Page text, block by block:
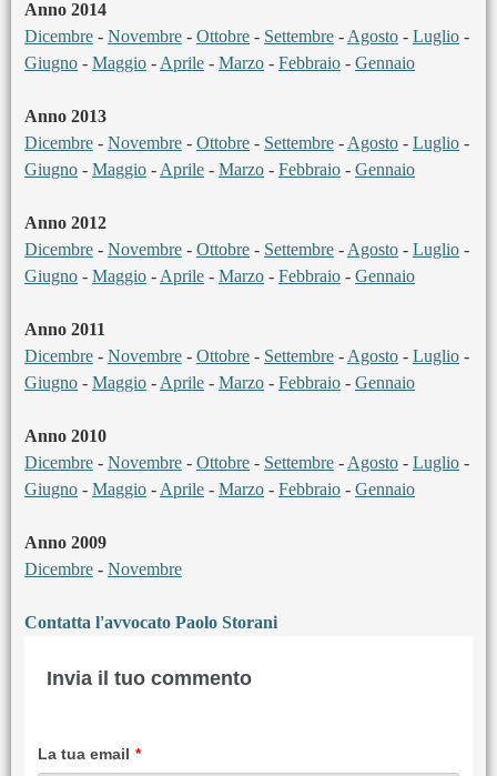
Anno 2014
Dicembre - Novembre - Ottobre - Settembre - Agosto - Luglio -
Giugno - Maggio - Aprile - Marzo - Febbraio - Gennaio
Anno 2013
Dicembre - Novembre - Ottobre - Settembre - Agosto - Luglio -
Giugno - Maggio - Aprile - Marzo - Febbraio - Gennaio
Anno 2012
Dicembre - Novembre - Ottobre - Settembre - Agosto - Luglio -
Giugno - Maggio - Aprile - Marzo - Febbraio - Gennaio
Anno 2011
Dicembre - Novembre - Ottobre - Settembre - Agosto - Luglio -
Giugno - Maggio - Aprile - Marzo - Febbraio - Gennaio
Anno 2010
Dicembre - Novembre - Ottobre - Settembre - Agosto - Luglio -
Giugno - Maggio - Aprile - Marzo - Febbraio - Gennaio
Anno 2009
Dicembre - Novembre
Contatta l'avvocato Paolo Storani